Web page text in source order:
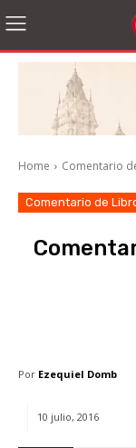
Home Comentario
Comentario de
Por Ezequiel Domb
10 julio, 2016